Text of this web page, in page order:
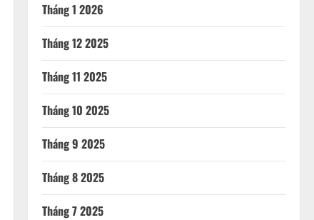
Tháng 1 2026
Tháng 12 2025
Tháng 11 2025
Tháng 10 2025
Tháng 9 2025
Tháng 8 2025
Tháng 7 2025